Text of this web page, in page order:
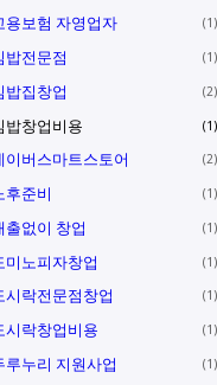
용보험 자영업자 1
밥전문점 1
밥집창업 2
밥창업비용 1
이버스마트스토어 2
후준비 1
출없이 창업 1
미노피자창업 1
시락전문점창업 1
시락창업비용 1
루누리 지원사업 1